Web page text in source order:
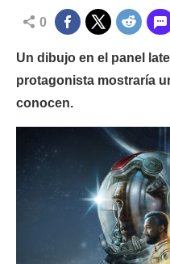
0
Un dibujo en el panel
protagonista mostraría
conocen.